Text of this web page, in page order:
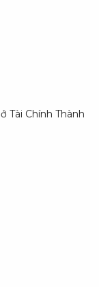
Tài Chính Thành